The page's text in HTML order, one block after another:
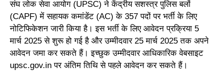
संघ लोक सेवा आयोग (UPSC) ने केंद्रीय सशस्त्र पुलिस बलों
(CAPF) में सहायक कमांडेंट (AC) के 357 पदों पर भर्ती के लिए
नोटिफिकेशन जारी किया है। इस भर्ती के लिए आवेदन प्रक्रिया 5
मार्च 2025 से शुरू हो गई है और उम्मीदवार 25 मार्च 2025 तक अपने
आवेदन जमा कर सकते हैं। इच्छुक उम्मीदवार आधिकारिक वेबसाइट
upsc.gov.in पर अंतिम तिथि से पहले आवेदन कर सकते हैं।